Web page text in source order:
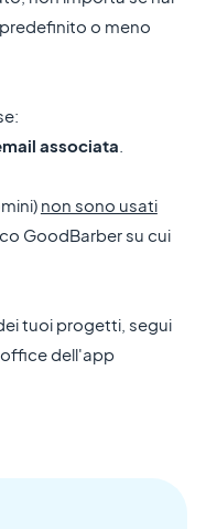
o meno
associata
non sono usati
GoodBarber su cui
tuoi progetti, segui
dell'app